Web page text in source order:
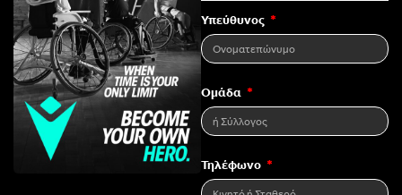
Υπεύθυνος
Ομάδα
Τηλέφωνο